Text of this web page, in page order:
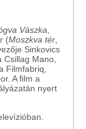
Vászka
(Moszkva tér
Sinkovics
Csillag Mano,
Filmfabriq,
A film a
nyert